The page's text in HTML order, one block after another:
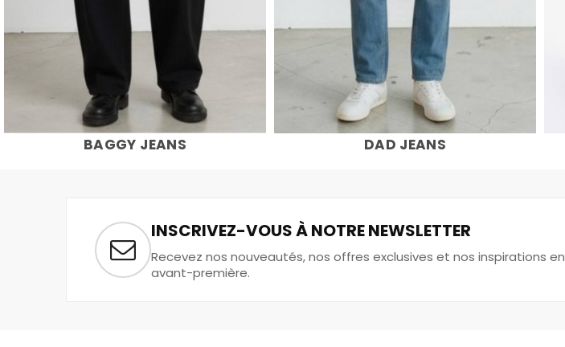
BAGGY JEANS DAD JEANS
INSCRIVEZ-VOUS À NOTRE NEWSLETTER
Recevez nos nouveautés, nos offres exclusives et nos inspirations en
avant-première.